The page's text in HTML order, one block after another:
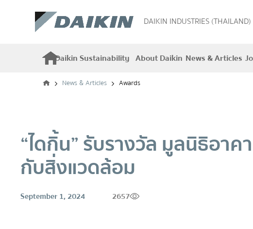
DAIKIN INDUSTRIES (THAILAND)
Daikin Sustainability About Daikin News & Articles
News & Articles Awards
“ไดกิ้น” รับรางวัล มูลนิธิอา
กับสิ่งแวดล้อม
September 1, 2024 2657